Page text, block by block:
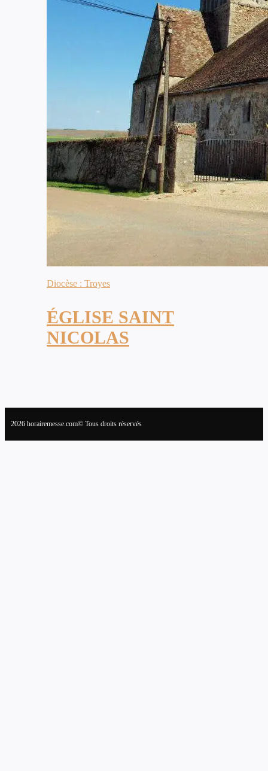
Diocèse : Troyes
ÉGLISE SAINT
NICOLAS
2026 horairemesse.com© Tous droits réservés